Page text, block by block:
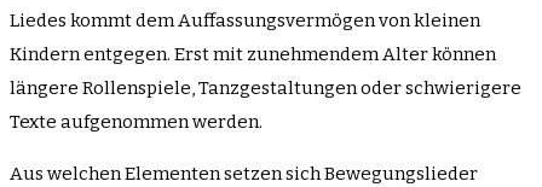
Liedes kommt dem Auffassungsvermögen von kleinen
Kindern entgegen. Erst mit zunehmendem Alter können
längere Rollenspiele, Tanzgestaltungen oder schwierigere
Texte aufgenommen werden.
Aus welchen Elementen setzen sich Bewegungslieder